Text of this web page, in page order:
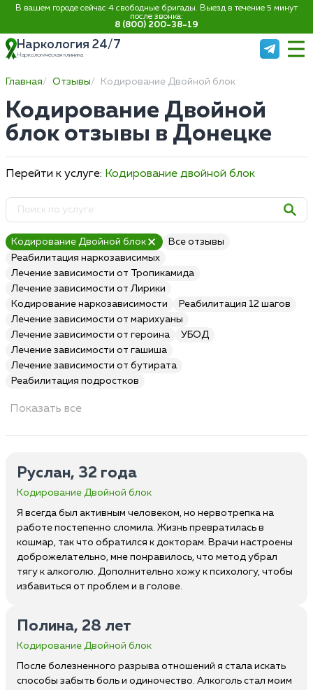
В вашем городе сейчас 4 свободные бригады. Выезд в течение 5 минут
после звонка:
8 (800) 200-38-19
Наркология 24/7
Наркологическая клиника
Главная Отзывы Кодирование Двойной блок
Кодирование Двойной
блок отзывы в Донецке
Перейти к услуге: Кодирование двойной блок
Кодирование Двойной блок
Все отзывы
Реабилитация наркозависимых
Лечение зависимости от Тропикамида
Лечение зависимости от Лирики
Кодирование наркозависимости
Реабилитация 12 шагов
Лечение зависимости от марихуаны
Лечение зависимости от героина
УБОД
Лечение зависимости от гашиша
Лечение зависимости от бутирата
Реабилитация подростков
Показать все
Руслан, 32 года
Кодирование Двойной блок
Я всегда был активным человеком, но нервотрепка на
работе постепенно сломила. Жизнь превратилась в
кошмар, так что обратился к докторам. Врачи настроены
доброжелательно, мне понравилось, что метод убрал
тягу к алкоголю. Дополнительно хожу к психологу, чтобы
избавиться от проблем и в голове.
Полина, 28 лет
Кодирование Двойной блок
После болезненного разрыва отношений я стала искать
способы забыть боль и одиночество. Алкоголь стал моим